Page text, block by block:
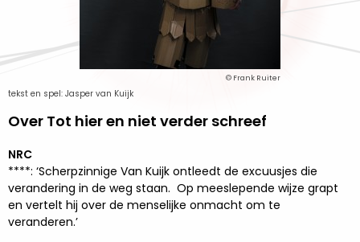
© Frank Ruiter
tekst en spel: Jasper van Kuijk
Over Tot hier en niet verder schreef
NRC
****: ‘Scherpzinnige Van Kuijk ontleedt de excuusjes die
verandering in de weg staan. Op meeslepende wijze grapt
en vertelt hij over de menselijke onmacht om te
veranderen.’